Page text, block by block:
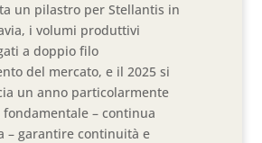
un pilastro per Stellantis in
i volumi produttivi
a doppio filo
del mercato, e il 2025 si
un anno particolarmente
fondamentale – continua
– garantire continuità e